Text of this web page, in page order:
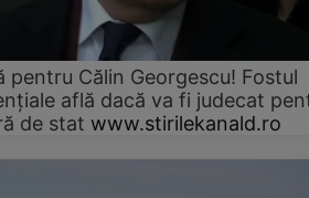
pentru Călin Georgescu! Fostul
află dacă va fi judecat
de stat www.stirilekanald.ro